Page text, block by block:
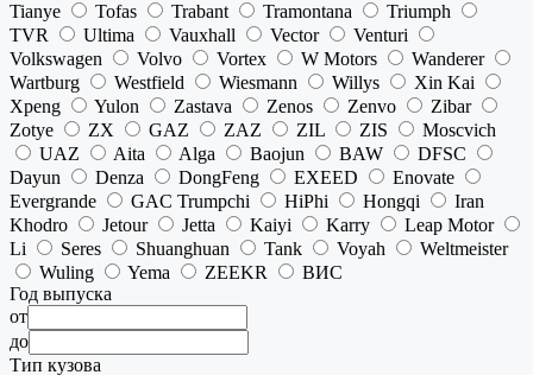
Tianye
Tofas Trabant Tramontana
Triumph
TVR
Ultima Vauxhall Vector
Venturi
Volkswagen
Volvo Vortex W Motors
Wanderer
Wartburg
Westfield Wiesmann Willys
Xin Kai
Xpeng
Yulon Zastava Zenos Zenvo
Zibar
Zotye
ZX GAZ ZAZ ZIL ZIS
Moscvich
UAZ
Aita Alga Baojun BAW
DFSC
Dayun
Denza DongFeng EXEED
Enovate
Evergrande
GAC Trumpchi HiPhi Hongqi
Iran
Khodro
Jetour Jetta Kaiyi Karry
Leap Motor
Li
Seres Shuanghuan Tank Voyah
Weltmeister
Wuling
Yema ZEEKR
ВИС
Год выпуска
от
до
Тип кузова